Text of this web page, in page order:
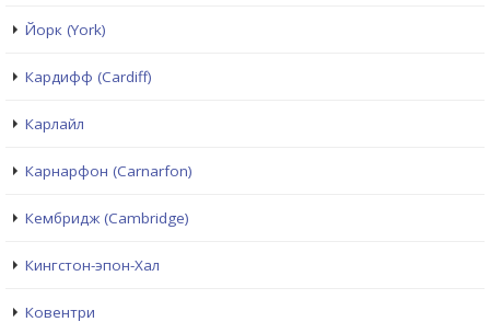
Йорк (York)
Кардифф (Cardiff)
Карлайл
Карнарфон (Carnarfon)
Кембридж (Cambridge)
Кингстон-эпон-Хал
Ковентри